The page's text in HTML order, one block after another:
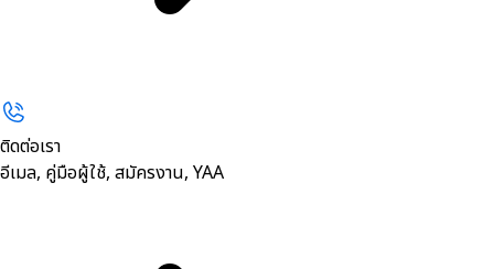
ติดต่อเรา
อีเมล, คู่มือผู้ใช้, สมัครงาน, YAA